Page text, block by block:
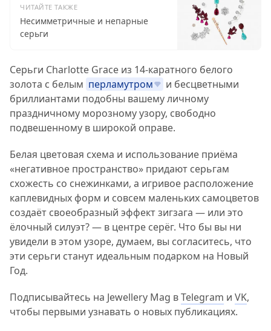
ЧИТАЙТЕ ТАКЖЕ
Несимметричные и непарные
серьги
Серьги Charlotte Grace из 14-каратного белого
золота с белым перламутром
и бесцветными
бриллиантами подобны вашему личному
праздничному морозному узору, свободно
подвешенному в широкой оправе.
Белая цветовая схема и использование приёма
«негативное пространство» придают серьгам
схожесть со снежинками, а игривое расположение
каплевидных форм и совсем маленьких самоцветов
создаёт своеобразный эффект зигзага — или это
ёлочный силуэт? — в центре серёг. Что бы вы ни
увидели в этом узоре, думаем, вы согласитесь, что
эти серьги станут идеальным подарком на Новый
Год.
Подписывайтесь на Jewellery Mag вTelegram и VK,
чтобы первыми узнавать о новых публикациях.